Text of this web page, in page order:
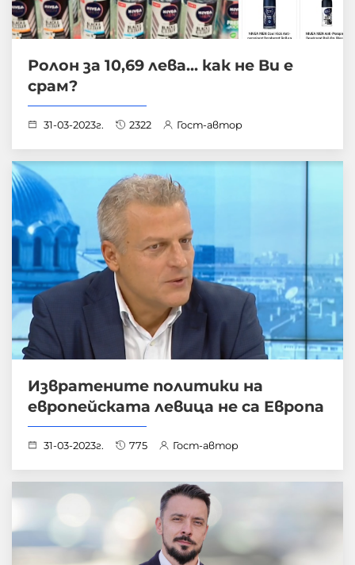
Ролон за 10,69 лева... как не Ви е
срам?
31-03-2023г. 2322 Гост-автор
Извратените политики на
европейската левица не са Европа
31-03-2023г. 775 Гост-автор